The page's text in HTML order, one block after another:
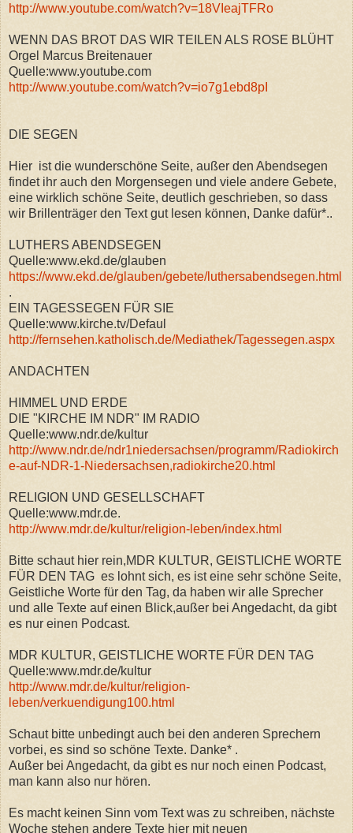
http://www.youtube.com/watch?v=18VIeajTFRo
WENN DAS BROT DAS WIR TEILEN ALS ROSE BLÜHT
Orgel Marcus Breitenauer
Quelle:www.youtube.com
http://www.youtube.com/watch?v=io7g1ebd8pI
DIE SEGEN
Hier ist die wunderschöne Seite, außer den Abendsegen
findet ihr auch den Morgensegen und viele andere Gebete,
eine wirklich schöne Seite, deutlich geschrieben, so dass
wir Brillenträger den Text gut lesen können, Danke dafür*..
LUTHERS ABENDSEGEN
Quelle:www.ekd.de/glauben
https://www.ekd.de/glauben/gebete/luthersabendsegen.html
.
EIN TAGESSEGEN FÜR SIE
Quelle:www.kirche.tv/Defaul
http://fernsehen.katholisch.de/Mediathek/Tagessegen.aspx
ANDACHTEN
HIMMEL UND ERDE
DIE "KIRCHE IM NDR" IM RADIO
Quelle:www.ndr.de/kultur
http://www.ndr.de/ndr1niedersachsen/programm/Radiokirch
e-auf-NDR-1-Niedersachsen,radiokirche20.html
RELIGION UND GESELLSCHAFT
Quelle:www.mdr.de.
http://www.mdr.de/kultur/religion-leben/index.html
Bitte schaut hier rein,MDR KULTUR, GEISTLICHE WORTE
FÜR DEN TAG es lohnt sich, es ist eine sehr schöne Seite,
Geistliche Worte für den Tag, da haben wir alle Sprecher
und alle Texte auf einen Blick,außer bei Angedacht, da gibt
es nur einen Podcast.
MDR KULTUR, GEISTLICHE WORTE FÜR DEN TAG
Quelle:www.mdr.de/kultur
http://www.mdr.de/kultur/religion-
leben/verkuendigung100.html
Schaut bitte unbedingt auch bei den anderen Sprechern
vorbei, es sind so schöne Texte. Danke* .
Außer bei Angedacht, da gibt es nur noch einen Podcast,
man kann also nur hören.
Es macht keinen Sinn vom Text was zu schreiben, nächste
Woche stehen andere Texte hier mit neuen